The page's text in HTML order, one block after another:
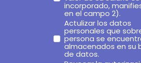
incorporado,
en el campo 2).
Actulizar los datos
personales que
persona se
almacenados en su
de datos.